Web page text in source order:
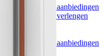
Lebara aanbiedingen
Lebara verlengen
Simpel aanbiedingen